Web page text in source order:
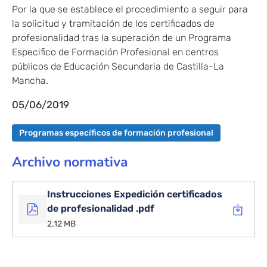
y
Por la que se establece el procedimiento a seguir para
la solicitud y tramitación de los certificados de
profesionalidad tras la superación de un Programa
Especifico de Formación Profesional en centros
públicos de Educación Secundaria de Castilla-La
Mancha.
05/06/2019
Programas específicos de formación profesional
Archivo normativa
Instrucciones Expedición certificados
de profesionalidad .pdf
2.12 MB